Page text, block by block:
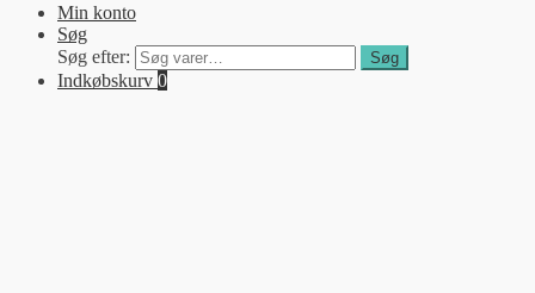
Min konto
Søg
Søg efter:
Søg
Indkøbskurv 0